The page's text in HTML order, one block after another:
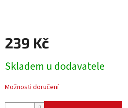
239 Kč
cena:
Skladem u dodavatele
Možnosti doručení